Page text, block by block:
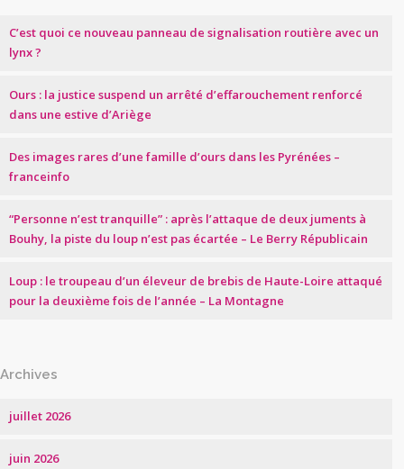
C’est quoi ce nouveau panneau de signalisation routière avec un
lynx ?
Ours : la justice suspend un arrêté d’effarouchement renforcé
dans une estive d’Ariège
Des images rares d’une famille d’ours dans les Pyrénées –
franceinfo
“Personne n’est tranquille” : après l’attaque de deux juments à
Bouhy, la piste du loup n’est pas écartée – Le Berry Républicain
Loup : le troupeau d’un éleveur de brebis de Haute-Loire attaqué
pour la deuxième fois de l’année – La Montagne
Archives
juillet 2026
juin 2026